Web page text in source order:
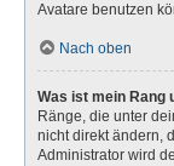
Avatare benutzen
Nach oben
Was ist mein Rang
Ränge, die unter
nicht direkt ändern,
Administrator wird